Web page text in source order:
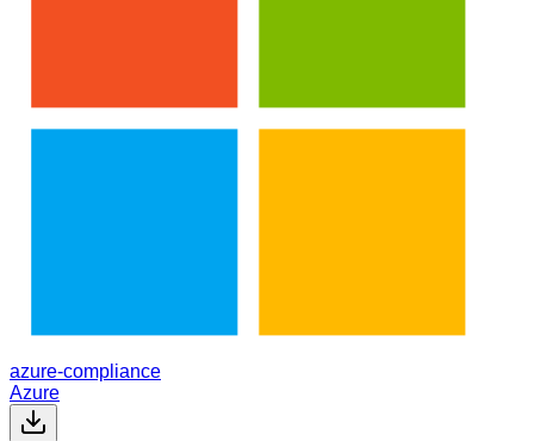
azure-compliance
Azure